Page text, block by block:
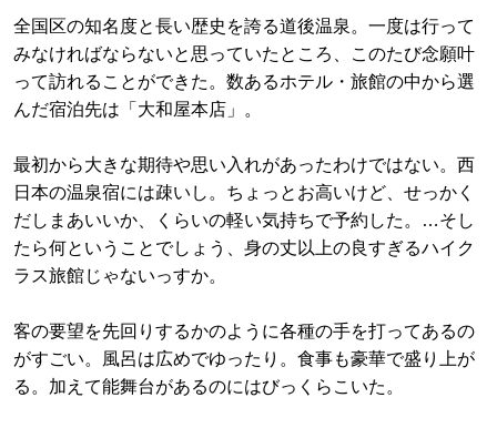
全国区の知名度と長い歴史を誇る道後温泉。一度は行って
みなければならないと思っていたところ、このたび念願叶
って訪れることができた。数あるホテル・旅館の中から選
んだ宿泊先は「大和屋本店」。
最初から大きな期待や思い入れがあったわけではない。西
日本の温泉宿には疎いし。ちょっとお高いけど、せっかく
だしまあいいか、くらいの軽い気持ちで予約した。…そし
たら何ということでしょう、身の丈以上の良すぎるハイク
ラス旅館じゃないっすか。
客の要望を先回りするかのように各種の手を打ってあるの
がすごい。風呂は広めでゆったり。食事も豪華で盛り上が
る。加えて能舞台があるのにはびっくらこいた。